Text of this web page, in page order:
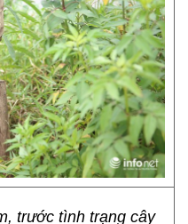
trước tình trạng cây